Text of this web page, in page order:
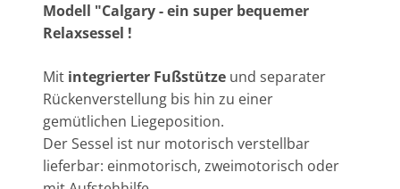
Modell "Calgary - ein super bequemer
Relaxsessel !
Mit integrierter Fußstütze und separater
Rückenverstellung bis hin zu einer
gemütlichen Liegeposition.
Der Sessel ist nur motorisch verstellbar
lieferbar: einmotorisch, zweimotorisch oder